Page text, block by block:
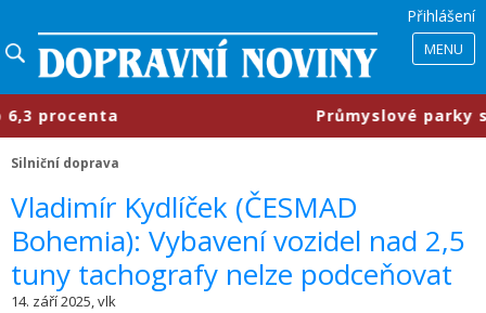
Přihlášení
MENU
​Průmyslové parky se
Silniční doprava
​Vladimír Kydlíček (ČESMAD
Bohemia): Vybavení vozidel nad 2,5
tuny tachografy nelze podceňovat
14. září 2025, vlk